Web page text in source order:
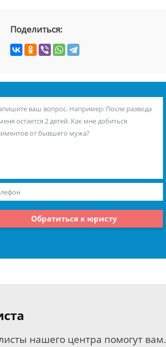
Поделиться:
Обратиться к юристу
нашего центра помогут вам.